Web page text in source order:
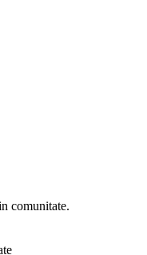
comunitate.